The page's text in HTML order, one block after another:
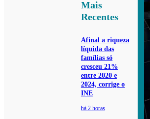
Mais
Recentes
Afinal a riqueza
líquida das
famílias só
cresceu 21%
entre 2020 e
2024, corrige o
INE
há 2 horas